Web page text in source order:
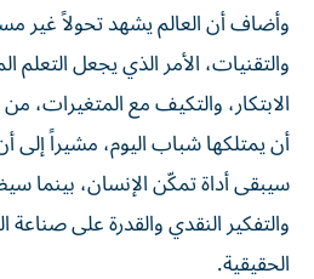
وأضاف أن العالم يشهد تحولاً غير
والتقنيات، الأمر الذي يجعل التعلم
الابتكار، والتكيف مع المتغيرات،
أن يمتلكها شباب اليوم، مشيراً إلى
سيبقى أداة تمكّن الإنسان، بينما
والتفكير النقدي والقدرة على صناعة
الحقيقية.